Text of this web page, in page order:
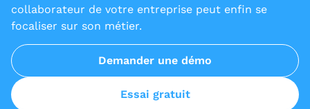
collaborateur de votre entreprise peut enfin se
focaliser sur son métier.
Demander une démo
Essai gratuit